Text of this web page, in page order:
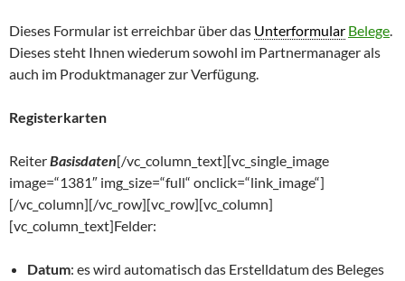
Dieses Formular ist erreichbar über das Unterformular Belege.
Dieses steht Ihnen wiederum sowohl im Partnermanager als
auch im Produktmanager zur Verfügung.
Registerkarten
ReiterBasisdaten[/vc_column_text][vc_single_image
image=“1381″ img_size=“full“ onclick=“link_image“]
[/vc_column][/vc_row][vc_row][vc_column]
[vc_column_text]Felder:
Datum: es wird automatisch das Erstelldatum des Beleges